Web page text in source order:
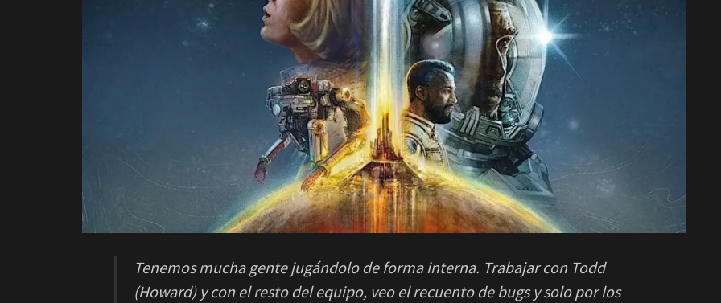
Tenemos mucha gente jugándolo de forma interna. Trabajar con Todd
(Howard) y con el resto del equipo, veo el recuento de bugs y solo por los